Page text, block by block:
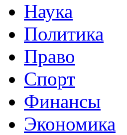
Наука
Политика
Право
Спорт
Финансы
Экономика